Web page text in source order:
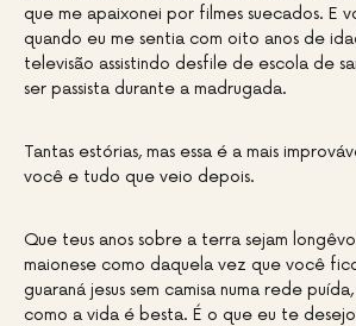
que me apaixonei por filmes suecados. E
quando eu me sentia com oito anos de
televisão assistindo desfile de escola de
ser passista durante a madrugada.
Tantas estórias, mas essa é a mais
você e tudo que veio depois.
Que teus anos sobre a terra sejam
maionese como daquela vez que você
guaraná jesus sem camisa numa rede
como a vida é besta. É o que eu te